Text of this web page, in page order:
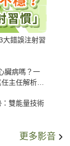
大錯誤注射習
臟病嗎？一
主任解析支
雙能量技術
更多影音